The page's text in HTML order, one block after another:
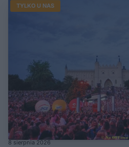
TYLKO U NAS
8 sierpnia 2026